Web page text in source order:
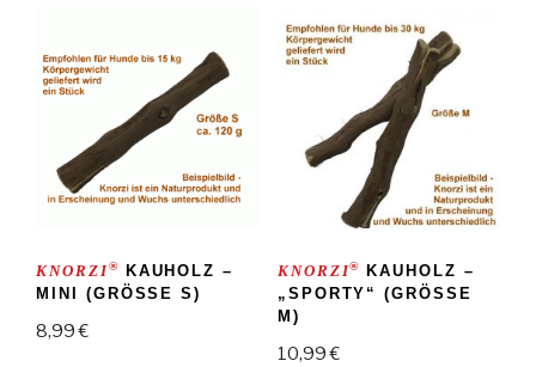
KNORZI®
KAUHOLZ –
MINI (GRÖSSE S)
8,99€
KNORZI®KAUHOLZ –
„SPORTY“ (GRÖSSE M
)
10,99€